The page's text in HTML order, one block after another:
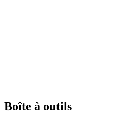
Boîte à outils